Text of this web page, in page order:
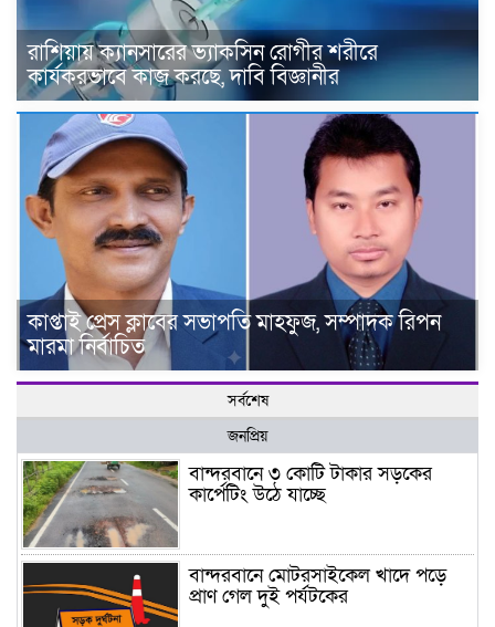
রাশিয়ায় ক্যানসারের ভ্যাকসিন রোগীর শরীরে
কার্যকরভাবে কাজ করছে, দাবি বিজ্ঞানীর
কাপ্তাই প্রেস ক্লাবের সভাপতি মাহফুজ, সম্পাদক রিপন
মারমা নির্বাচিত
সর্বশেষ
জনপ্রিয়
বান্দরবানে ৩ কোটি টাকার সড়কের
কার্পেটিং উঠে যাচ্ছে
বান্দরবানে মোটরসাইকেল খাদে পড়ে
প্রাণ গেল দুই পর্যটকের